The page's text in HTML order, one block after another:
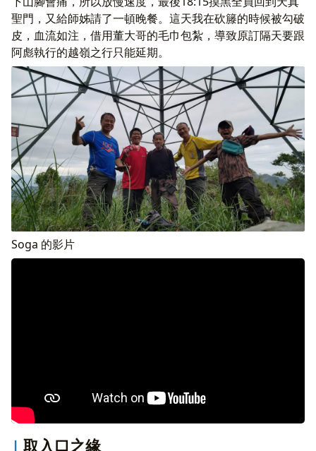
聖門，又給師姊請了一頓晚餐。這天我在砍籐的時候被勾破
皮，血流如注，借用董大哥的毛巾包紮，導致原訂隔天要跟
阿彪執行的越嶺之行只能延期。
Soga 的影片
取入口之緣